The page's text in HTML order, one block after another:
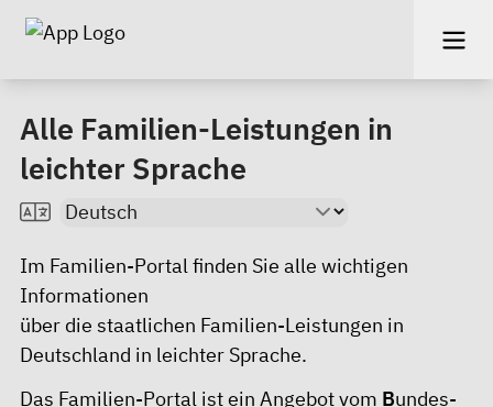
Alle Familien-Leistungen in
leichter Sprache
Im Familien-Portal finden Sie alle wichtigen
Informationen
über die staatlichen Familien-Leistungen in
Deutschland in leichter Sprache.
Das Familien-Portal ist ein Angebot vom Bundes-